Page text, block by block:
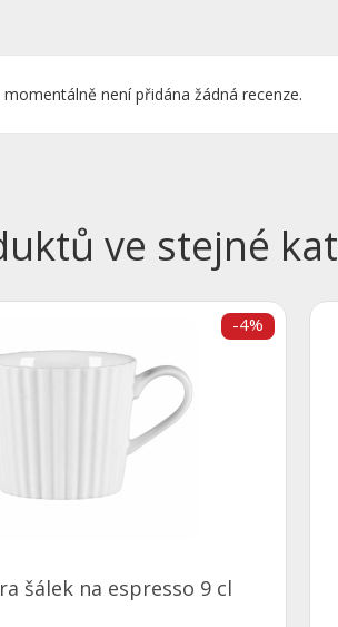
není přidána žádná recenze.
ve stejné
šálek na espresso 9 cl
-4%